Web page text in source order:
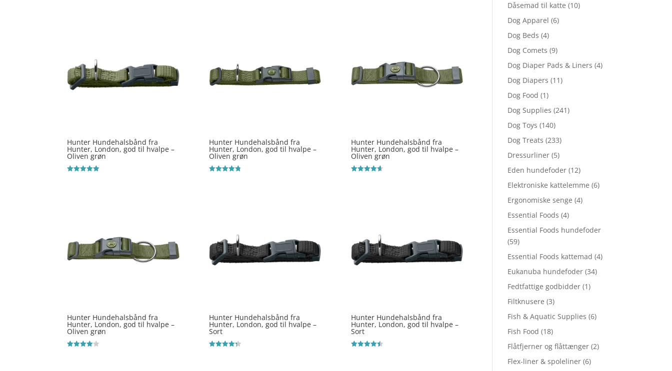
Hunter Hundehalsbånd fra
Hunter, London, god til hvalpe –
Oliven grøn
Hunter Hundehalsbånd fra
Hunter, London, god til hvalpe –
Oliven grøn
Hunter Hundehalsbånd fra
Hunter, London, god til hvalpe –
Oliven grøn
Hunter Hundehalsbånd fra
Hunter, London, god til hvalpe –
Oliven grøn
Hunter Hundehalsbånd fra
Hunter, London, god til hvalpe –
Sort
Hunter Hundehalsbånd fra
Hunter, London, god til hvalpe –
Sort
Dåsemad til katte (10)
Dog Apparel (6)
Dog Beds (4)
Dog Comets (9)
Dog Diaper Pads & Liners (4)
Dog Diapers (11)
Dog Food (1)
Dog Supplies (241)
Dog Toys (140)
Dog Treats (233)
Dressurliner (5)
Eden hundefoder (12)
Elektroniske kattelemme (6)
Ergonomiske senge (4)
Essential Foods (4)
Essential Foods hundefoder
(59)
Essential Foods kattemad (4)
Eukanuba hundefoder (34)
Fedtfattige godbidder (1)
Filtknusere (3)
Fish & Aquatic Supplies (6)
Fish Food (18)
Flåtfjerner og flåttænger (2)
Flex-liner & spoleliner (6)